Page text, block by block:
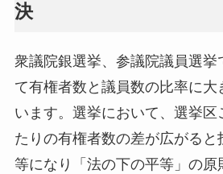
決
衆議院銀選挙、参議院議員選挙
て有権者数と議員数の比率に大
います。選挙において、選挙区
たりの有権者数の差が広がると
等になり「法の下の平等」の原